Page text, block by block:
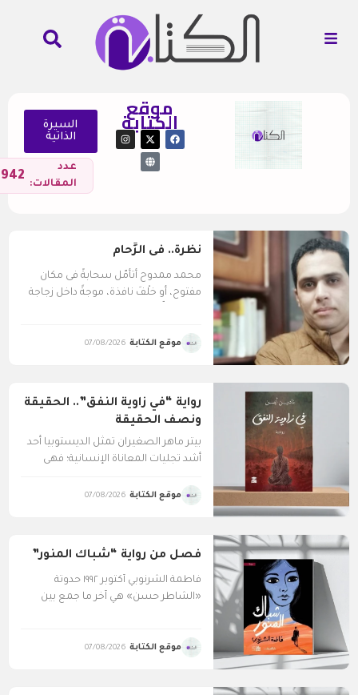
موقع
الكتابة
السيرة
الذاتية
عدد
المقالات:
نظرة.. فى الزِّحام
محمد ممدوح أتأمّل سحابةً فى مكان
مفتوح، أو خلْفَ نافذة، موجةً داخل زجاجة
موقع الكتابة 07/08/2026
رواية “في زاوية النفق”.. الحقيقة
ونصف الحقيقة
بيتر ماهر الصغيران تمثل الديستوبيا أحد
أشد تجليات المعاناة الإنسانية؛ فهي
موقع الكتابة 07/08/2026
فصل من رواية “شباك المنور”
فاطمة الشرنوبي أكتوبر ١٩٩٢ ​حدوتة
«الشاطر حسن» هي آخر ما جمع بين
موقع الكتابة 07/08/2026